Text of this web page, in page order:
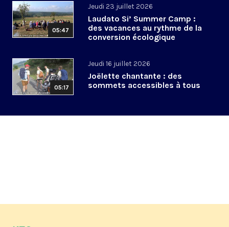
05:47
Jeudi 23 juillet 2026
Laudato Si’ Summer Camp :
des vacances au rythme de la
conversion écologique
05:17
Jeudi 16 juillet 2026
Joëlette chantante : des
sommets accessibles à tous